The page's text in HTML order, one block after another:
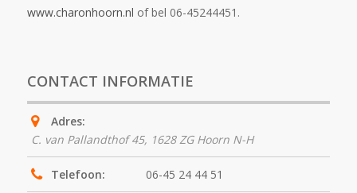
www.charonhoorn.nl of bel 06-45244451.
CONTACT INFORMATIE
Adres:
C. van Pallandthof 45, 1628 ZGHoorn N-H
Telefoon: 06-45 24 44 51